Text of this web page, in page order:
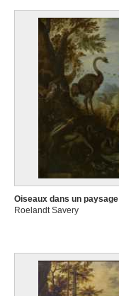
Oiseaux dans un paysage
Roelandt Savery